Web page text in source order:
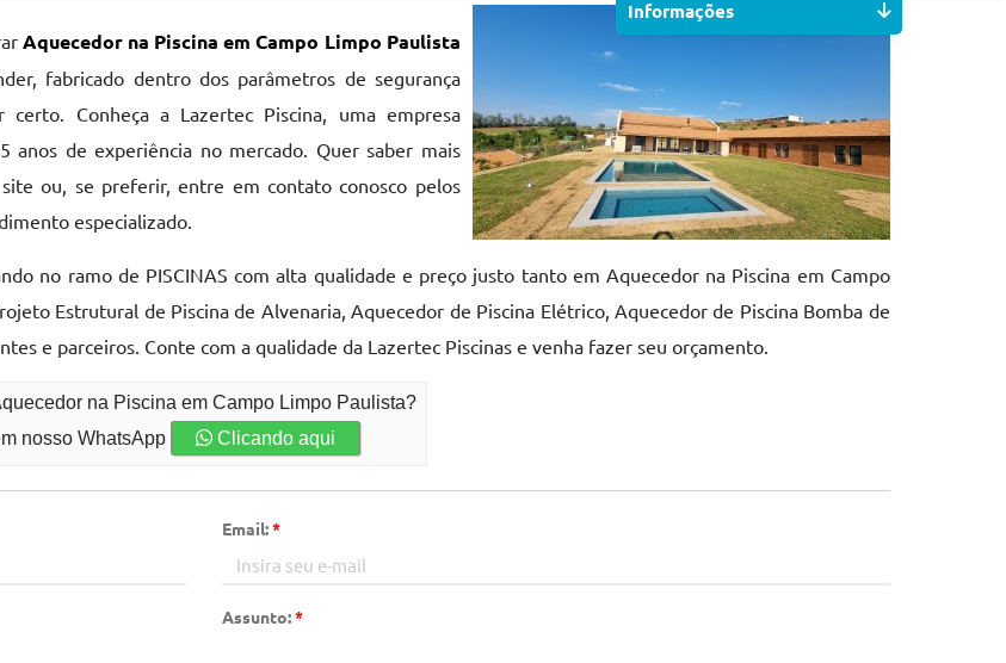
Aquecedor na Piscina em Campo Limpo Paulista
fabricado dentro dos parâmetros de segurança
Conheça a Lazertec Piscina, uma empresa
anos de experiência no mercado. Quer saber mais
ou, se preferir, entre em contato conosco pelos
especializado.
no ramo de PISCINAS com alta qualidade e preço justo tanto em Aquecedor na Piscina em Campo
Estrutural de Piscina de Alvenaria, Aquecedor de Piscina Elétrico, Aquecedor de Piscina Bomba de
e parceiros. Conte com a qualidade da Lazertec Piscinas e venha fazer seu orçamento.
na Piscina em Campo Limpo Paulista?
nosso WhatsApp Clicando aqui
Email:*
Assunto:*
Informações